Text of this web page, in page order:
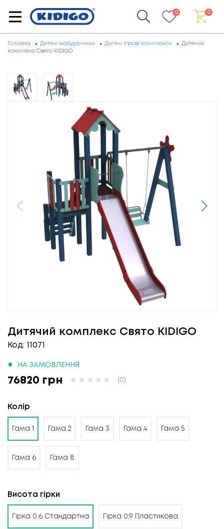
0 0
Головна Дитячі майданчики Дитячі ігрові комплекси
Дитячий
комплекс Свято KIDIGO
Дитячий комплекс Свято KIDIGO
Код: 11071
● НА ЗАМОВЛЕННЯ
76820 грн (0)
Колір
Гама 1 Гама 2 Гама 3 Гама 4 Гама 5
Гама 6 Гама 8
Висота гірки
Гірка 0,6 Стандартна Гірка 0,9 Пластикова